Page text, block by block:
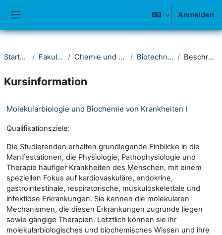
Anmelden
Startseite Fakultät IV Chemie und Biologie Biotechnologie Beschreibung
Kursinformation
Molekularbiologie und Biochemie von Krankheiten I
Qualifikationsziele:
Die Studierenden erhalten grundlegende Einblicke in die
Manifestationen, die Physiologie, Pathophysiologie und
Therapie häufiger Krankheiten des Menschen, mit einem
speziellen Fokus auf kardiovaskuläre, endokrine,
gastrointestinale, respiratorische, muskuloskelettale und
infektiöse Erkrankungen. Sie kennen die molekularen
Mechanismen, die diesen Erkrankungen zugrunde liegen
sowie gängige Therapien. Letztlich können sie ihr
molekularbiologisches und biochemisches Wissen und ihre